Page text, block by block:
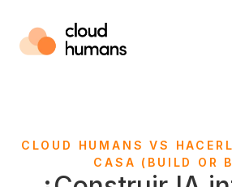
CLOUD HUMANS VS
CASA (BUILD OR